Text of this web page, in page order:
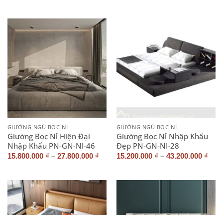
GIƯỜNG NGỦ BỌC NỈ
Giường Bọc Nỉ Hiện Đại
Nhập Khẩu PN-GN-NI-46
15.800.000 ₫ – 27.800.000 ₫
GIƯỜNG NGỦ BỌC NỈ
Giường Bọc Nỉ Nhập Khẩu
Đẹp PN-GN-NI-28
15.200.000 ₫ – 43.200.000 ₫